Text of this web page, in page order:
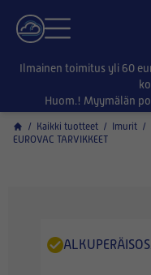
Ilmainen toimitus yli 60
Huom.! Myymälän
/ Kaikki tuotteet / Imurit /
EUROVAC TARVIKKEET